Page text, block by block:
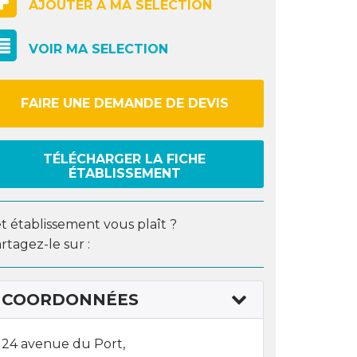
AJOUTER À MA SELECTION
VOIR MA SELECTION
FAIRE UNE DEMANDE DE DEVIS
TÉLÉCHARGER LA FICHE
ÉTABLISSEMENT
établissement vous plaît ?
le sur :
COORDONNÉES
24 avenue du Port,